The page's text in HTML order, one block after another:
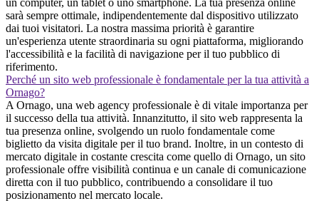
un computer, un tablet o uno smartphone. La tua presenza online
sarà sempre ottimale, indipendentemente dal dispositivo utilizzato
dai tuoi visitatori. La nostra massima priorità è garantire
un'esperienza utente straordinaria su ogni piattaforma, migliorando
l'accessibilità e la facilità di navigazione per il tuo pubblico di
riferimento.
Perché un sito web professionale è fondamentale per la tua attività a
Ornago?
A Ornago, una web agency professionale è di vitale importanza per
il successo della tua attività. Innanzitutto, il sito web rappresenta la
tua presenza online, svolgendo un ruolo fondamentale come
biglietto da visita digitale per il tuo brand. Inoltre, in un contesto di
mercato digitale in costante crescita come quello di Ornago, un sito
professionale offre visibilità continua e un canale di comunicazione
diretta con il tuo pubblico, contribuendo a consolidare il tuo
posizionamento nel mercato locale.